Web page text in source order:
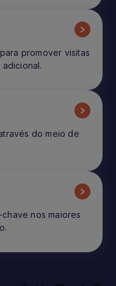
promover visitas
do meio de
nos maiores